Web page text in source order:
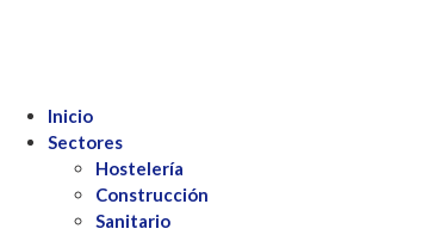
Inicio
Sectores
Hostelería
Construcción
Sanitario